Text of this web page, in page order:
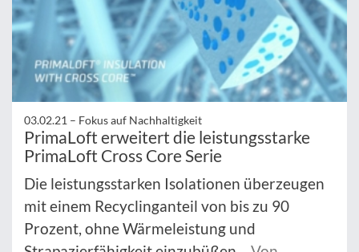
03.02.21 – Fokus auf Nachhaltigkeit
PrimaLoft erweitert die leistungsstarke
PrimaLoft Cross Core Serie
Die leistungsstarken Isolationen überzeugen
mit einem Recyclinganteil von bis zu 90
Prozent, ohne Wärmeleistung und